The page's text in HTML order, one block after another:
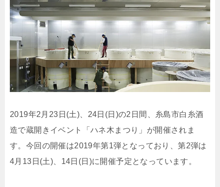
2019年2月23日(土)、24日(日)の2日間、糸島市白糸酒
造で蔵開きイベント「ハネ木まつり」が開催されま
す。今回の開催は2019年第1弾となっており、第2弾は
4月13日(土)、14日(日)に開催予定となっています。